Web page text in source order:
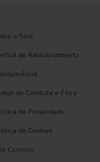
o Sesc
de Relacionamento
de Conduta e Ética
de Privacidade
de Cookies
Conosco